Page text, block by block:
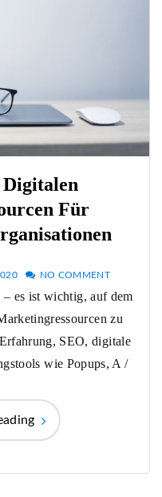
Digitalen
Für
NO COMMENT
zu
SEO, digitale
wie Popups, A /